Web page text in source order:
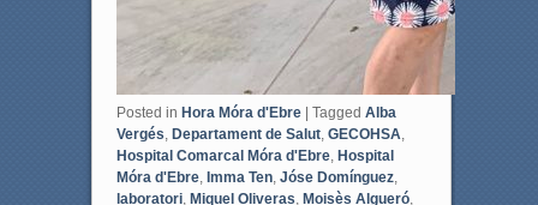
Posted in Hora Móra d'Ebre Tagged Alba
Vergés, Departament de Salut, GECOHSA,
Hospital Comarcal Móra d'Ebre, Hospital
Móra d'Ebre, Imma Ten, Jóse Domínguez,
laboratori, Miquel Oliveras, Moisès Algueró,